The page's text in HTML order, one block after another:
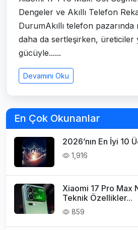
Dengeler ve Akıllı Telefon
DurumAkıllı telefon
daha da sertleşirken, üreticiler
gücüyle......
Devamını Oku
En Çok Okunanlar
2026’nın En İyi 10
1,916
Xiaomi 17 Pro Max
Teknik Özellikler...
859